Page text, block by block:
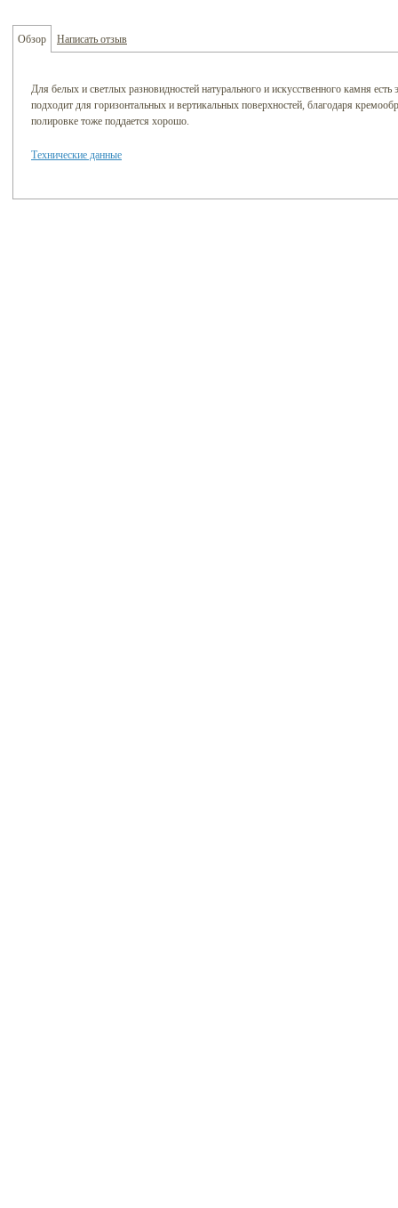
Обзор Написать отзыв
Для белых и светлых разновидностей натурального и искусственного камня
подходит для горизонтальных и вертикальных поверхностей, благодаря
полировке тоже поддается хорошо.
Технические данные